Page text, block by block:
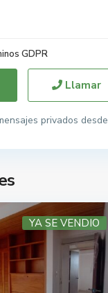
GDPR
Llamar
privados
YA SE VENDIO